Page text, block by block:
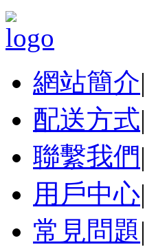
網站簡介|
配送方式|
聯繫我們|
用戶中心|
常見問題|